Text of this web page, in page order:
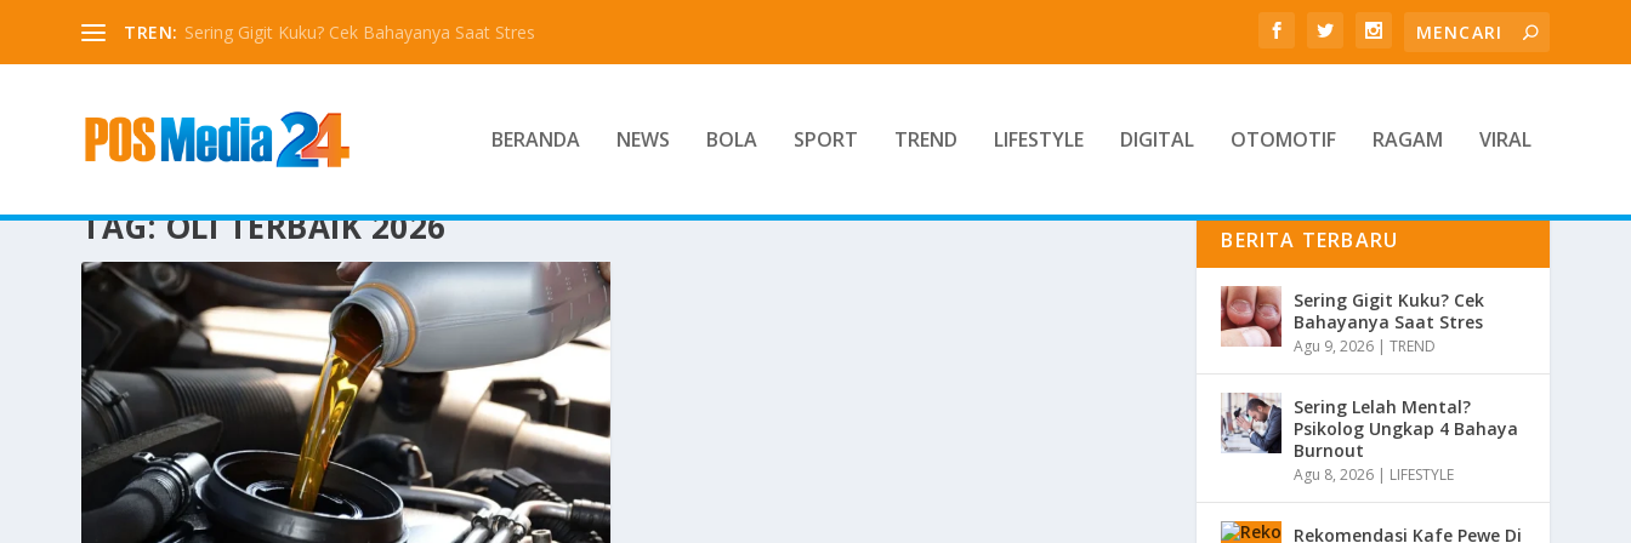
TREN: Sering Gigit Kuku? Cek Bahayanya Saat Stres
BERANDA NEWS BOLA SPORT TREND LIFESTYLE DIGITAL OTOMOTIF RAGAM VIRAL
TAG:OLI TERBAIK 2026 BERITA TERBARU
Sering Gigit Kuku? Cek
Bahayanya Saat Stres
Agu 9, 2026 |TREND
Sering Lelah Mental?
Psikolog Ungkap 4 Bahaya
Burnout
Agu 8, 2026 | LIFESTYLE
Rekomendasi Kafe Pewe Di